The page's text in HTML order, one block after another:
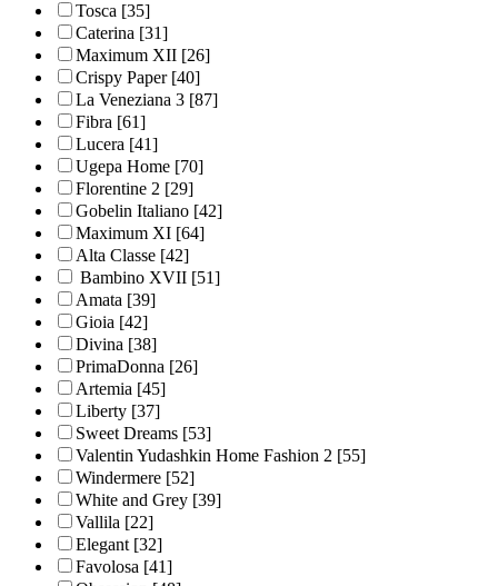
Tosca [35]
Caterina [31]
Maximum XII [26]
Crispy Paper [40]
La Veneziana 3 [87]
Fibra [61]
Lucera [41]
Ugepa Home [70]
Florentine 2 [29]
Gobelin Italiano [42]
Maximum XI [64]
Alta Classe [42]
Bambino XVII [51]
Amata [39]
Gioia [42]
Divina [38]
PrimaDonna [26]
Artemia [45]
Liberty [37]
Sweet Dreams [53]
Valentin Yudashkin Home Fashion 2 [55]
Windermere [52]
White and Grey [39]
Vallila [22]
Elegant [32]
Favolosa [41]